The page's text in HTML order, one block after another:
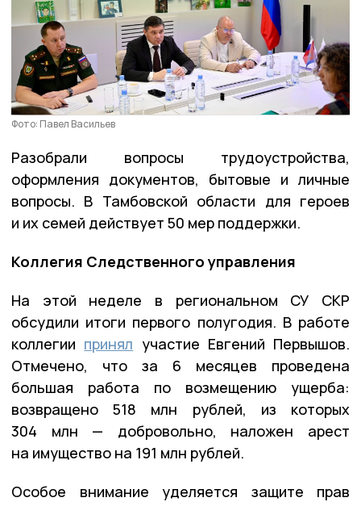
Фото: Павел Васильев
Разобрали вопросы трудоустройства,
оформления документов, бытовые и личные
вопросы. В Тамбовской области для героев
и их семей действует 50 мер поддержки.
Коллегия Следственного управления
На этой неделе в региональном СУ СКР
обсудили итоги первого полугодия. В работе
коллегии принял участие Евгений Первышов.
Отмечено, что за 6 месяцев проведена
большая работа по возмещению ущерба:
возвращено 518 млн рублей, из которых
304 млн — добровольно, наложен арест
на имущество на 191 млн рублей.
Особое внимание уделяется защите прав